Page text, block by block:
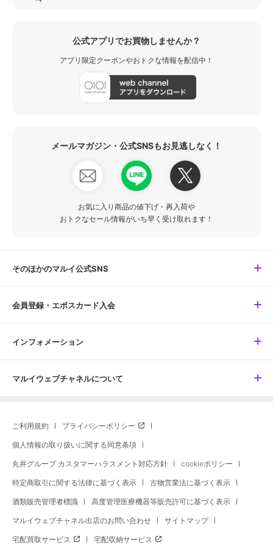
公式アプリでお買物しませんか？
アプリ限定クーポンやおトクな情報を配信中！
メールマガジン・公式SNSもお見逃しなく！
お気に入り商品の値下げ・再入荷や
おトクなセール情報がいち早く受け取れます！
そのほかのマルイ公式SNS
会員登録・エポスカード入会
インフォメーション
マルイウェブチャネルについて
ご利用規約 プライバシーポリシー
個人情報の取り扱いに関する同意条項
丸井グループ カスタマーハラスメント対応方針 cookieポリシー
特定商取引に関する法律に基づく表示 古物営業法に基づく表示
酒類販売管理者標識 高度管理医療機器等販売許可に基づく表示
マルイウェブチャネル出店のお問い合わせ サイトマップ
宅配買取サービス 宅配収納サービス